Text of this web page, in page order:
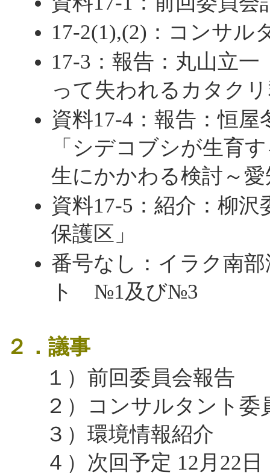
17-2(1),(2)：コンサル
17-3：報告：丸山立
って失われるカタク
資料17-4：報告：恒
「シデコブシが生育
生にかかわる検討～
資料17-5：紹介：柳
保護区」
番号なし：イラク南
ト №1及び№3
２．議事
１）前回委員会報告
２）コンサルタント委
３）環境情報紹介
４）次回予定 12月22日